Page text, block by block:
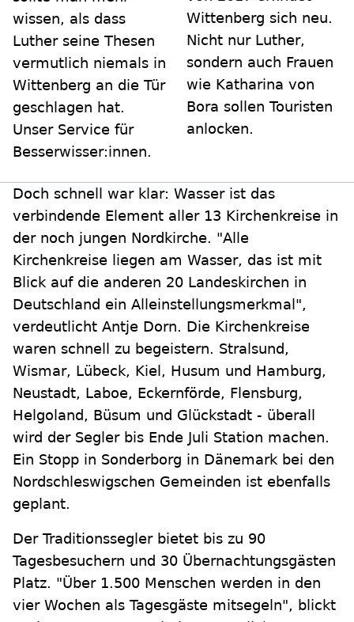
wissen, als dass
Luther seine Thesen
vermutlich niemals in
Wittenberg an die Tür
geschlagen hat.
Unser Service für
Besserwisser:innen.
Wittenberg sich neu.
Nicht nur Luther,
sondern auch Frauen
wie Katharina von
Bora sollen Touristen
anlocken.
Doch schnell war klar: Wasser ist das
verbindende Element aller 13 Kirchenkreise in
der noch jungen Nordkirche. "Alle
Kirchenkreise liegen am Wasser, das ist mit
Blick auf die anderen 20 Landeskirchen in
Deutschland ein Alleinstellungsmerkmal",
verdeutlicht Antje Dorn. Die Kirchenkreise
waren schnell zu begeistern. Stralsund,
Wismar, Lübeck, Kiel, Husum und Hamburg,
Neustadt, Laboe, Eckernförde, Flensburg,
Helgoland, Büsum und Glückstadt - überall
wird der Segler bis Ende Juli Station machen.
Ein Stopp in Sonderborg in Dänemark bei den
Nordschleswigschen Gemeinden ist ebenfalls
geplant.
Der Traditionssegler bietet bis zu 90
Tagesbesuchern und 30 Übernachtungsgästen
Platz. "Über 1.500 Menschen werden in den
vier Wochen als Tagesgäste mitsegeln", blickt